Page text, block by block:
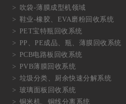
吹袋-薄膜成型机领域
鞋业-橡胶、EVA磨粉回收系统
PET宝特瓶回收系统
PP、PE成品、瓶、薄膜回收系统
PCB电路板回收系统
PVB薄膜回收系统
垃圾分类、厨余快速分解系统
玻璃面板回收系统
铜米机、铜线分离系统